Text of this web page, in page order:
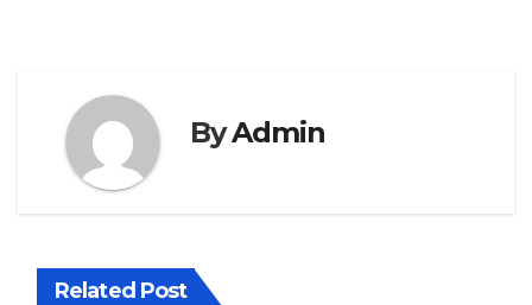
ByAdmin
Related Post